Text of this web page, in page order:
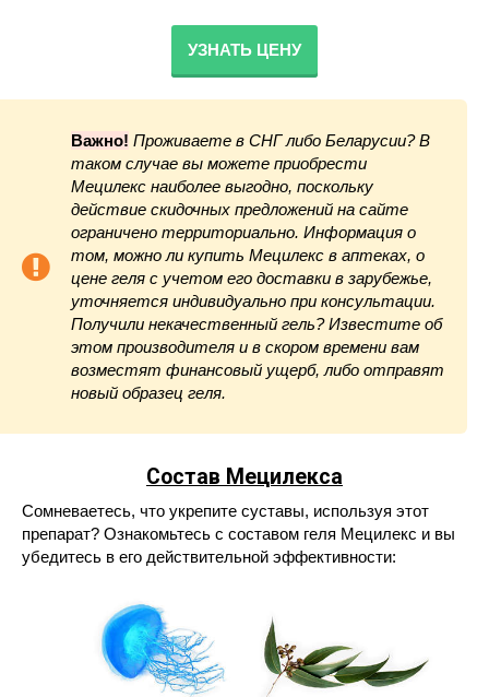
УЗНАТЬ ЦЕНУ
Важно! Проживаете в СНГ либо Беларусии? В
таком случае вы можете приобрести
Мецилекс наиболее выгодно, поскольку
действие скидочных предложений на сайте
ограничено территориально. Информация о
том, можно ли купить Мецилекс в аптеках, о
цене геля с учетом его доставки в зарубежье,
уточняется индивидуально при консультации.
Получили некачественный гель? Известите об
этом производителя и в скором времени вам
возместят финансовый ущерб, либо отправят
новый образец геля.
Состав Мецилекса
Сомневаетесь, что укрепите суставы, используя этот
препарат? Ознакомьтесь с составом геля Мецилекс и вы
убедитесь в его действительной эффективности: